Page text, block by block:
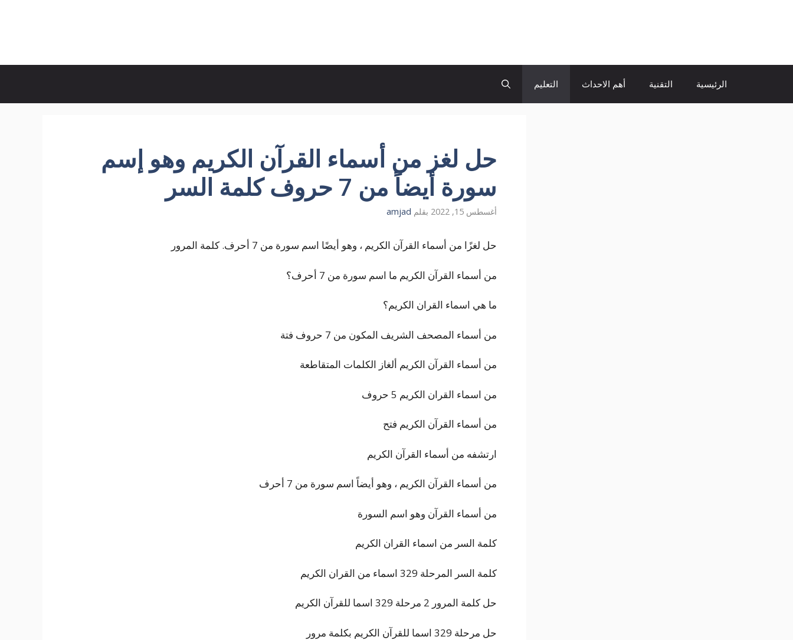
الرئيسية التقنية أهم الاحداث التعليم
حل لغز من أسماء القرآن الكريم وهو إسم
سورة أيضاً من 7 حروف كلمة السر
أغسطس 15, 2022 بقلم amjad
حل لغزًا من أسماء القرآن الكريم ، وهو أيضًا اسم سورة من 7 أحرف. كلمة المرور
من أسماء القرآن الكريم ما اسم سورة من 7 أحرف؟
ما هي اسماء القران الكريم؟
من أسماء المصحف الشريف المكون من 7 حروف فتة
من أسماء القرآن الكريم ألغاز الكلمات المتقاطعة
من اسماء القران الكريم 5 حروف
من أسماء القرآن الكريم فتح
ارتشفه من أسماء القرآن الكريم
من أسماء القرآن الكريم ، وهو أيضاً اسم سورة من 7 أحرف
من أسماء القرآن وهو اسم السورة
كلمة السر من اسماء القران الكريم
كلمة السر المرحلة 329 اسماء من القران الكريم
حل كلمة المرور 2 مرحلة 329 اسما للقرآن الكريم
حل مرحلة 329 اسما للقرآن الكريم بكلمة مرور